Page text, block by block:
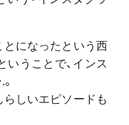
になったという西
いうことで、インス
しいエピソードも